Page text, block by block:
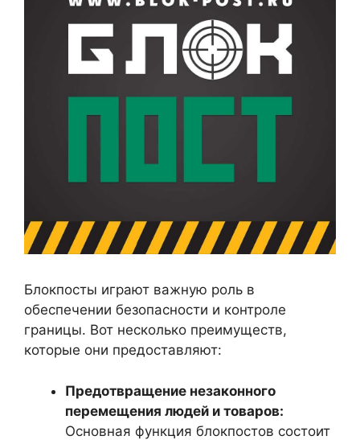
Блокпосты играют важную роль в
обеспечении безопасности и контроле
границы. Вот несколько преимуществ,
которые они предоставляют:
Предотвращение незаконного
перемещения людей и товаров:
Основная функция блокпостов состоит